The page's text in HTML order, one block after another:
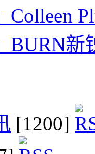
Colleen
BURN
[1200]